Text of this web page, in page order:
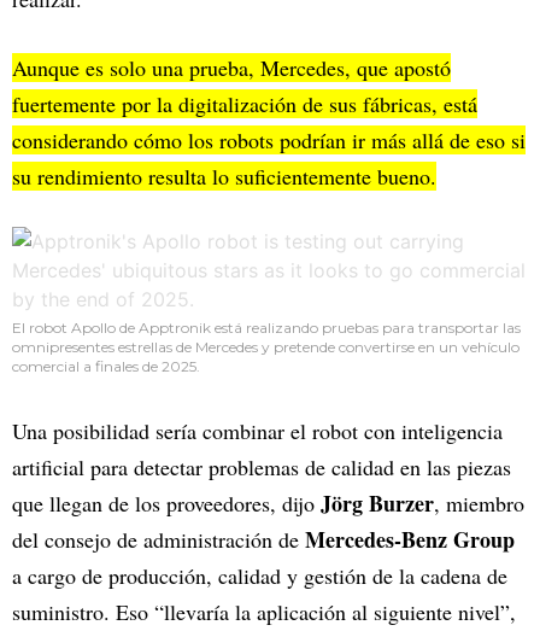
Aunque es solo una prueba, Mercedes, que apostó
fuertemente por la digitalización de sus fábricas, está
considerando cómo los robots podrían ir más allá de eso si
su rendimiento resulta lo suficientemente bueno.
El robot Apollo de Apptronik está realizando pruebas para transportar las
omnipresentes estrellas de Mercedes y pretende convertirse en un vehículo
comercial a finales de 2025.
Una posibilidad sería combinar el robot con inteligencia
artificial para detectar problemas de calidad en las piezas
que llegan de los proveedores, dijo Jörg Burzer, miembro
del consejo de administración de Mercedes-Benz Group
a cargo de producción, calidad y gestión de la cadena de
suministro. Eso “llevaría la aplicación al siguiente nivel”,